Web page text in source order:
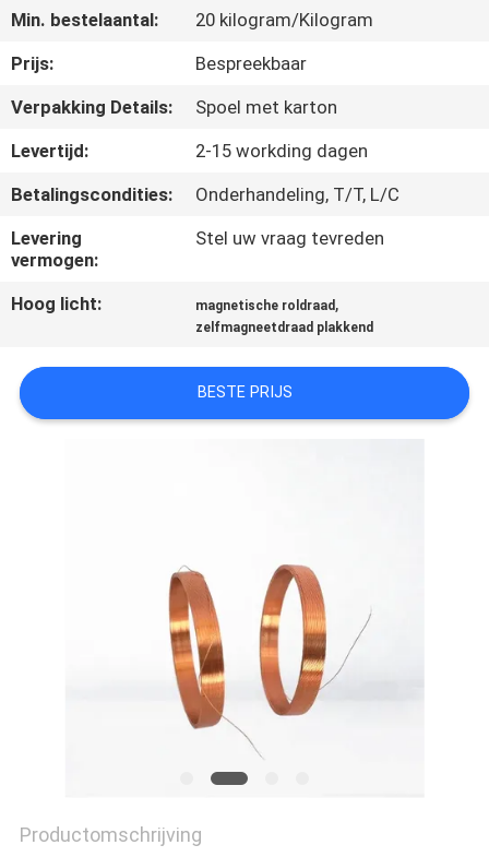
KWALITEITSCONTROLE
CONTACTEER
ONS
NIEUWS
VERZOEK
OM EEN
SITEMAP
Min. bestelaantal:
20 kilogram/Kilogram
Prijs:
Bespreekbaar
Verpakking Details:
Spoel met karton
Levertijd:
2-15 workding dagen
Betalingscondities:
Onderhandeling, T/T, L/C
Levering
vermogen:
Stel uw vraag tevreden
Hoog licht: magnetische roldraad ,
zelfmagneetdraad plakkend
BESTE PRIJS
Productomschrijving